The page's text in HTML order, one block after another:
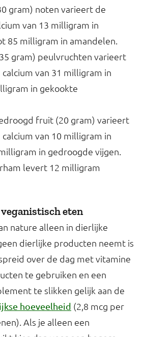
gram) noten varieert de
van 13 milligram in
85 milligram in amandelen.
gram) peulvruchten varieert
van 31 milligram in
in gekookte
fruit (20 gram) varieert
van 10 milligram in
in gedroogde vijgen.
levert 12 milligram
eten
nature alleen in dierlijke
dierlijke producten neemt is
over de dag met vitamine
te gebruiken en een
te slikken gelijk aan de
hoeveelheid (2,8 mcg per
Als je alleen een